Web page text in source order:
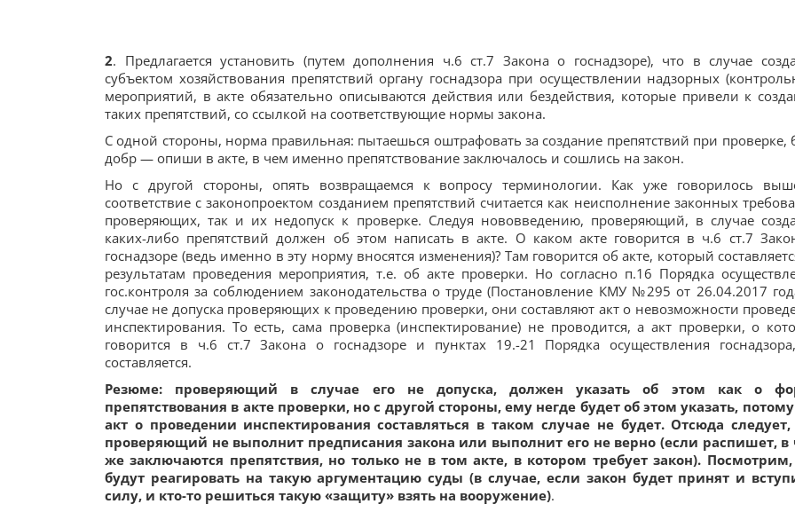
2. Предлагается установить (путем дополнения ч.6 ст.7 Закона о госнадзоре), что в случае
субъектом хозяйствования препятствий органу госнадзора при осуществлении надзорных
мероприятий, в акте обязательно описываются действия или бездействия, которые привели к
таких препятствий, со ссылкой на соответствующие нормы закона.
С одной стороны, норма правильная: пытаешься оштрафовать за создание препятствий при проверке,
добр — опиши в акте, в чем именно препятствование заключалось и сошлись на закон.
Но с другой стороны, опять возвращаемся к вопросу терминологии. Как уже говорилось
соответствие с законопроектом созданием препятствий считается как неисполнение законных
проверяющих, так и их недопуск к проверке. Следуя нововведению, проверяющий, в случае
каких-либо препятствий должен об этом написать в акте. О каком акте говорится в ч.6 ст.7
госнадзоре (ведь именно в эту норму вносятся изменения)? Там говорится об акте, который
результатам проведения мероприятия, т.е. об акте проверки. Но согласно п.16 Порядка
гос.контроля за соблюдением законодательства о труде (Постановление КМУ №295 от 26.04.2017
случае не допуска проверяющих к проведению проверки, они составляют акт о невозможности
инспектирования. То есть, сама проверка (инспектирование) не проводится, а акт проверки, о
говорится в ч.6 ст.7 Закона о госнадзоре и пунктах 19.-21 Порядка осуществления
составляется.
Резюме: проверяющий в случае его не допуска, должен указать об этом как о
препятствования в акте проверки, но с другой стороны, ему негде будет об этом указать,
акт о проведении инспектирования составляться в таком случае не будет. Отсюда следует,
проверяющий не выполнит предписания закона или выполнит его не верно (если распишет, в
же заключаются препятствия, но только не в том акте, в котором требует закон).
будут реагировать на такую аргументацию суды (в случае, если закон будет принят и
силу, и кто-то решиться такую «защиту» взять на вооружение).